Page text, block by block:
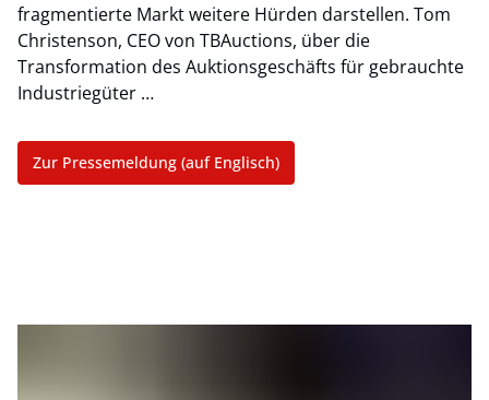
fragmentierte Markt weitere Hürden darstellen. Tom
Christenson, CEO von TBAuctions, über die
Transformation des Auktionsgeschäfts für gebrauchte
Industriegüter …
Zur Pressemeldung (auf Englisch)